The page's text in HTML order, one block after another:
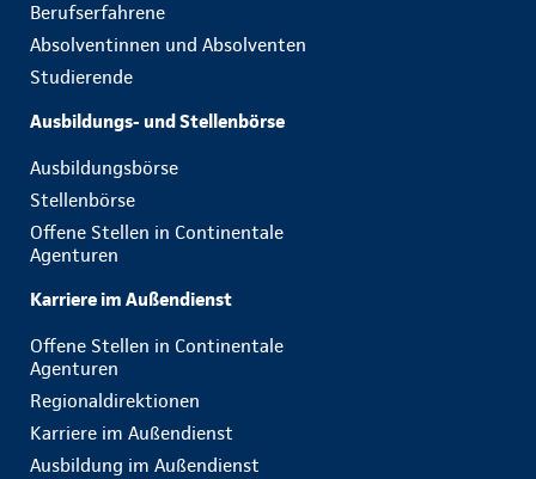
Berufserfahrene
Absolventinnen und Absolventen
Studierende
Ausbildungs- und Stellenbörse
Ausbildungsbörse
Stellenbörse
Offene Stellen in Continentale
Agenturen
Karriere im Außendienst
Offene Stellen in Continentale
Agenturen
Regionaldirektionen
Karriere im Außendienst
Ausbildung im Außendienst